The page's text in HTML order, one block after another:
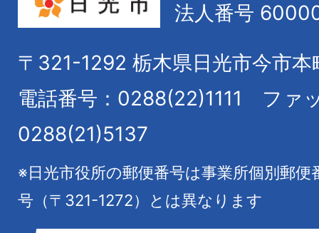
法人番号
〒321-1292 栃木県日光市今市本
電話番号：0288(22)1111
ファ
0288(21)5137
※日光市役所の郵便番号は事業所個別郵
号（〒321-1272）とは異なります